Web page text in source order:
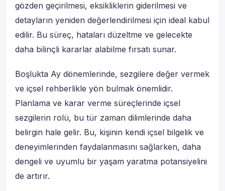
gözden geçirilmesi, eksikliklerin giderilmesi ve
detayların yeniden değerlendirilmesi için ideal kabul
edilir. Bu süreç, hataları düzeltme ve gelecekte
daha bilinçli kararlar alabilme fırsatı sunar.
Boşlukta Ay dönemlerinde, sezgilere değer vermek
ve içsel rehberlikle yön bulmak önemlidir.
Planlama ve karar verme süreçlerinde içsel
sezgilerin rolü, bu tür zaman dilimlerinde daha
belirgin hale gelir. Bu, kişinin kendi içsel bilgelik ve
deneyimlerinden faydalanmasını sağlarken, daha
dengeli ve uyumlu bir yaşam yaratma potansiyelini
de artırır.